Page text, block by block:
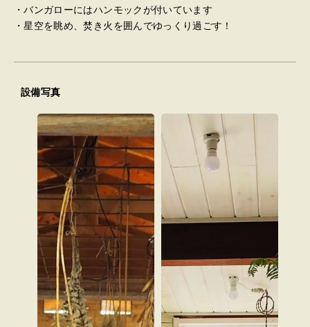
・バンガローにはハンモックが付いています
・星空を眺め、焚き火を囲んでゆっくり過ごす！
設備写真